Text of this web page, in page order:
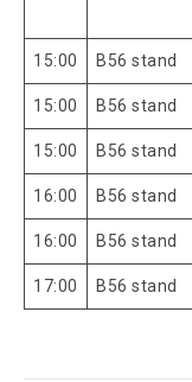
15:00 B56 stand
15:00 B56 stand
15:00 B56 stand
16:00 B56 stand
16:00 B56 stand
17:00 B56 stand